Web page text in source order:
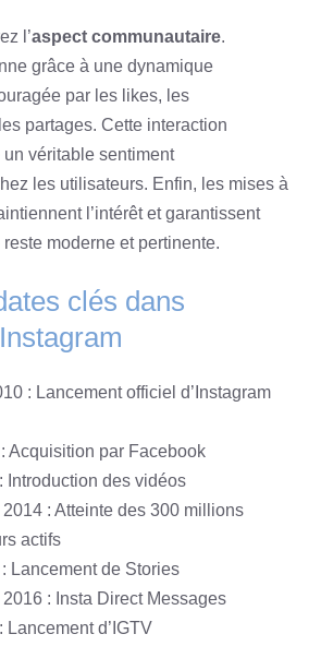
l’aspect communautaire.
grâce à une dynamique
par les likes, les
partages. Cette interaction
véritable sentiment
les utilisateurs. Enfin, les mises à
l’intérêt et garantissent
moderne et pertinente.
clés dans
: Lancement officiel d’Instagram
Acquisition par Facebook
Introduction des vidéos
: Atteinte des 300 millions
actifs
Lancement de Stories
: Insta Direct Messages
Lancement d’IGTV